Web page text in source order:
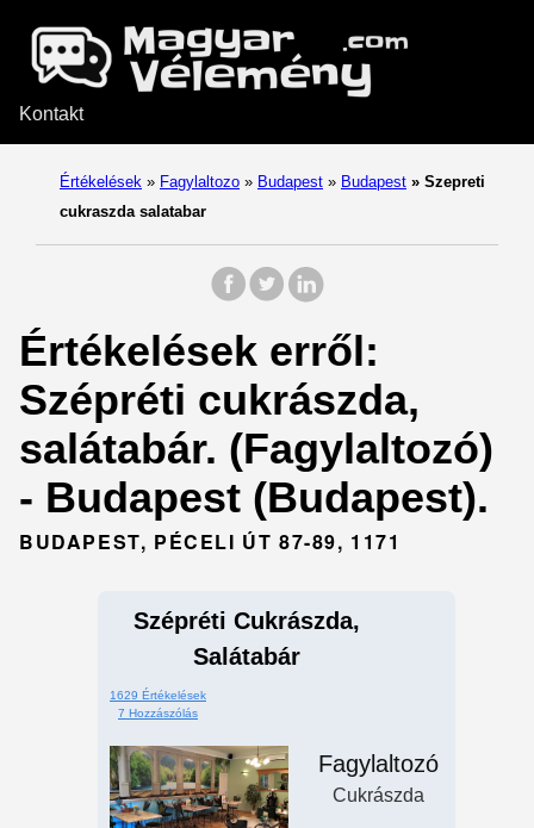
Kontakt
Értékelések » Fagylaltozo » Budapest » Budapest » Szepreti
cukraszda salatabar
Értékelések erről:
Szépréti cukrászda,
salátabár. (Fagylaltozó)
- Budapest (Budapest).
BUDAPEST, PÉCELI ÚT 87-89, 1171
Szépréti Cukrászda,
Salátabár
1629 Értékelések
7 Hozzászólás
Fagylaltozó
Cukrászda